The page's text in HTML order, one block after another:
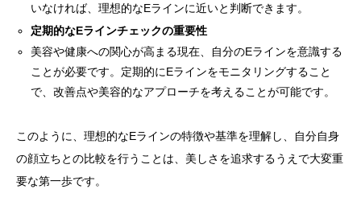
いなければ、理想的なEラインに近いと判断できます。
定期的なEラインチェックの重要性
美容や健康への関心が高まる現在、自分のEラインを意識する
ことが必要です。定期的にEラインをモニタリングすること
で、改善点や美容的なアプローチを考えることが可能です。
このように、理想的なEラインの特徴や基準を理解し、自分自身
の顔立ちとの比較を行うことは、美しさを追求するうえで大変重
要な第一歩です。